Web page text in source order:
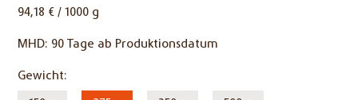
94,18 € / 1000 g
MHD: 90 Tage ab Produktionsdatum
Pflichtfeld
Gewicht: